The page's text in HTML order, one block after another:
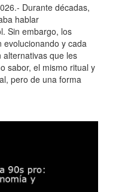
Durante décadas,
hablar
Sin embargo, los
evolucionando y cada
que les
sabor, el mismo ritual y
pero de una forma